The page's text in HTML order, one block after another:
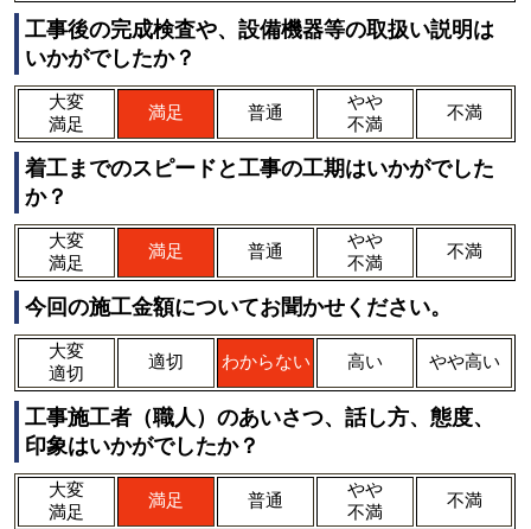
工事後の完成検査や、設備機器等の取扱い説明は
いかがでしたか？
大変
満足
満足 普通
やや
不満
不満
着工までのスピードと工事の工期はいかがでした
か？
大変
満足
満足 普通
やや
不満
不満
今回の施工金額についてお聞かせください。
大変
適切
適切 わからない 高い やや高い
工事施工者（職人）のあいさつ、話し方、態度、
印象はいかがでしたか？
大変
満足
満足 普通
やや
不満
不満